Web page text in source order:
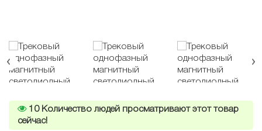
10Количество людей просматривают этот товар
сейчас!